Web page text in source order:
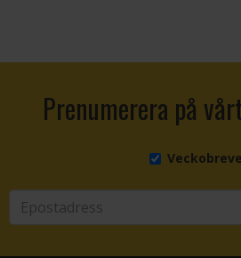
Prenumerera på